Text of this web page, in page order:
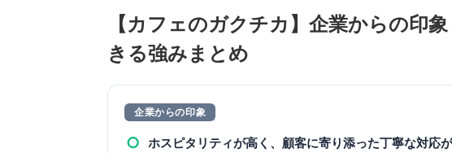
【カフェのガクチカ】企業からの印
きる強みまとめ
企業からの印象
○ ホスピタリティが高く、顧客に寄り添った丁寧な対応が